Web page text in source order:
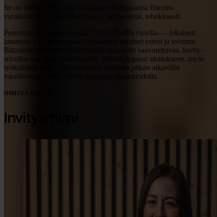
Se on tehtävämme: olla elinikäinen kumppanisi Bitcoin-
varallisuudessa. Yksinkertaisesti, säänneltynä, tehokkaasti.
Perustimme Invityn vuonna 2019 selkeällä visiolla — jokainen
ansaitsee parempaa rahaa. Poistamme tekniset esteet ja teemme
Bitcoiniin siirtymisestä turvallista ja kaikille saavutettavaa. Invity-
sovellus vie tämän pidemmälle: paitsi helppoon aloitukseen, myös
työkaluihin niille, jotka haluavat rakentaa pitkän aikavälin
varallisuutta tämän päivän parhaalla rahamuodolla.
OMISTAJAMME
Invityn tiimi